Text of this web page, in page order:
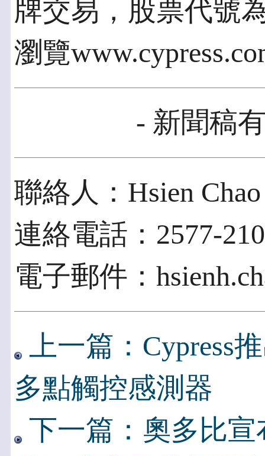
牌交易，股票代號
瀏覽
- 新聞稿
聯絡人：Hsien Chao
連絡電話：2577-
電子郵件：
上一篇：Cypress
多點觸控感測器
下一篇：奧多比